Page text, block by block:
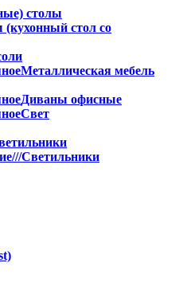
столы
стол со
Металлическая мебель
Диваны офисные
Свет
Светильники